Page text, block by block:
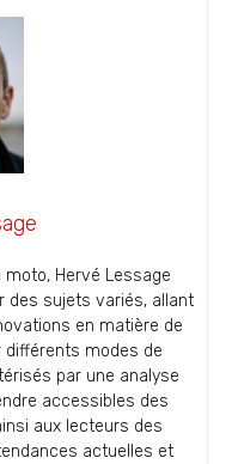
Hervé Lessage
des sujets variés, allant
en matière de
différents modes de
par une analyse
accessibles des
aux lecteurs des
actuelles et